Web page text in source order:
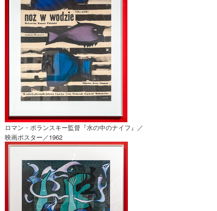
ロマン・ポランスキー監督『水の中のナイフ』／
映画ポスター／1962